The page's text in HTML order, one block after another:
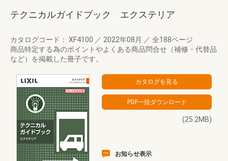
テクニカルガイドブック エクステリア
カタログコード： XF4100 ／ 2022年08月 ／ 全188ページ
商品特定する為のポイントやよくある商品問合せ（補修・代替品
など）を掲載した冊子です。
(25.2MB)
お知らせ表示